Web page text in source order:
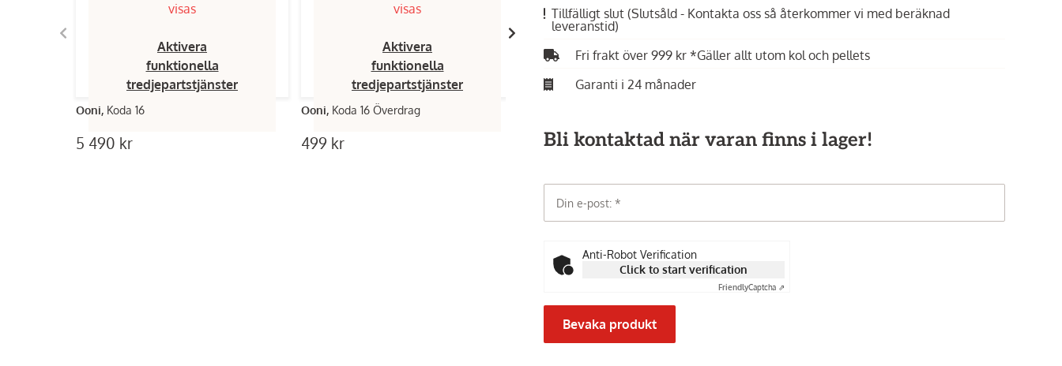
visas
Aktivera
funktionella
tredjepartstjänster
Ooni, Koda 16
5 490 kr
visas
Aktivera
funktionella
tredjepartstjänster
Ooni, Koda 16 Överdrag
499 kr
visas
Aktivera
tredjepartstjänster
6 790 kr
visas
Aktivera
funktionella
399 kr
Tillfälligt slut (Slutsåld - Kontakta oss så återkommer vi med beräknad
leveranstid)
Fri frakt över 999 kr *Gäller allt utom kol och pellets
Garanti i 24 månader
Bli kontaktad när varan finns i lager!
Din e-post:
Anti-Robot Verification
Click to start verification
FriendlyCaptcha ⇗
Bevaka produkt